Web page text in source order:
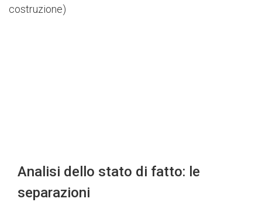
Un anno di lavoro al
costruzione)
Analisi dello stato di fatto: le
separazioni